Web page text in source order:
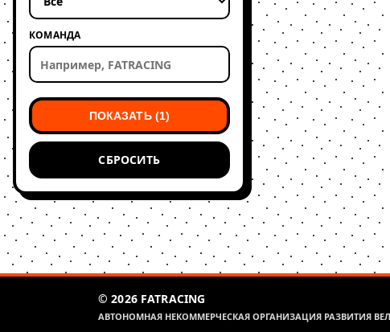
КОМАНДА
ПОКАЗАТЬ (1)
СБРОСИТЬ
© 2026 FATRACING
АВТОНОМНАЯ НЕКОММЕРЧЕСКАЯ ОРГАНИЗАЦИЯ РАЗВИТИЯ